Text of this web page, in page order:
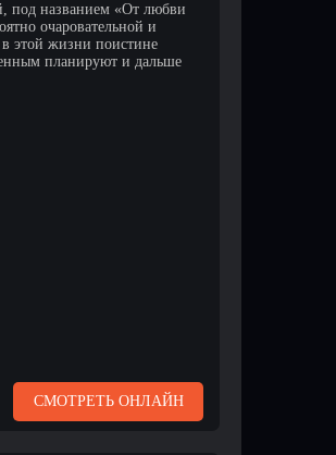
под названием «От любви
очаровательной и
этой жизни поистине
планируют и дальше
СМОТРЕТЬ ОНЛАЙН